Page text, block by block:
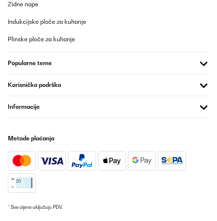
Zidne nape
Indukcijske ploče za kuhanje
Plinske ploče za kuhanje
Popularne teme
Korisnička podrška
Informacije
Metode plaćanja
* Sve cijene uključuju PDV.